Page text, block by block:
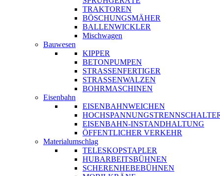
TRAKTOREN
BÖSCHUNGSMÄHER
BALLENWICKLER
Mischwagen
Bauwesen
KIPPER
BETONPUMPEN
STRASSENFERTIGER
STRASSENWALZEN
BOHRMASCHINEN
Eisenbahn
EISENBAHNWEICHEN
EISENBAHN-INSTANDHALTUNG
ÖFFENTLICHER VERKEHR
Materialumschlag
TELESKOPSTAPLER
HUBARBEITSBÜHNEN
SCHERENHEBEBÜHNEN